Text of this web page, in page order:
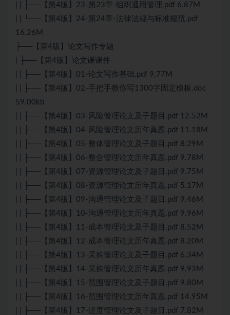
| | ├──【第4版】23-第23章-组织通用管理.pdf 6.87M
| | └──【第4版】24-第24章-法律法规与标准规范.pdf
16.26M
├──【第4版】论文写作专题
| ├──【第4版】论文课课件
| | ├──【第4版】01-论文写作基础.pdf 9.77M
| | ├──【第4版】02-手把手教你写1300字固定模板.doc
59.00kb
| | ├──【第4版】03-风险管理论文及子题目.pdf 12.52M
| | ├──【第4版】04-风险管理论文历年真题.pdf 11.18M
| | ├──【第4版】05-整体管理论文及子题目.pdf 8.29M
| | ├──【第4版】06-整合管理论文历年真题.pdf 9.78M
| | ├──【第4版】07-资源管理论文及子题目.pdf 9.75M
| | ├──【第4版】08-资源管理论文历年真题.pdf 5.17M
| | ├──【第4版】09-沟通管理论文及子题目.pdf 9.46M
| | ├──【第4版】10-沟通管理论文历年真题.pdf 9.96M
| | ├──【第4版】11-成本管理论文及子题目.pdf 8.52M
| | ├──【第4版】12-成本管理论文历年真题.pdf 8.20M
| | ├──【第4版】13-采购管理论文及子题目.pdf 6.34M
| | ├──【第4版】14-采购管理论文历年真题.pdf 9.93M
| | ├──【第4版】15-范围管理论文及子题目.pdf 9.80M
| | ├──【第4版】16-范围管理论文历年真题.pdf 14.95M
| | ├──【第4版】17-进度管理论文及子题目.pdf 7.82M